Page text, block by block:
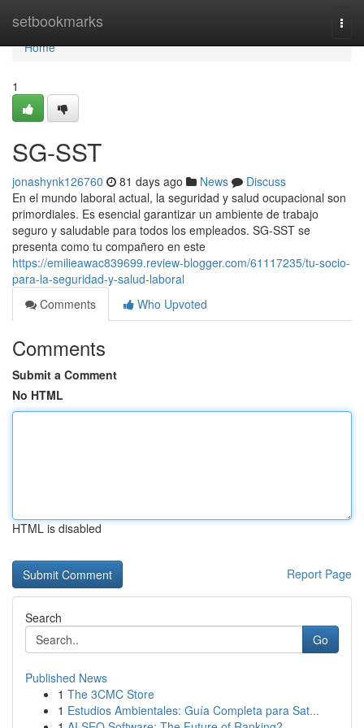
setbookmarks
Home
Home
1
SG-SST
jonashynk126760 81 days ago News
Discuss
En el mundo laboral actual, la seguridad y salud ocupacional son
primordiales. Es esencial garantizar un ambiente de trabajo
seguro y saludable para todos los empleados. SG-SST se
presenta como tu compañero en este
https://emilieawac839699.review-blogger.com/61117235/tu-socio-
para-la-seguridad-y-salud-laboral
Comments
Who Upvoted
Comments
Submit a Comment
No HTML
HTML is disabled
Report Page
Search
Go
Published News
1 The 3CMC Store
1 Estudios Ambientales: Guía Completa para Sat...